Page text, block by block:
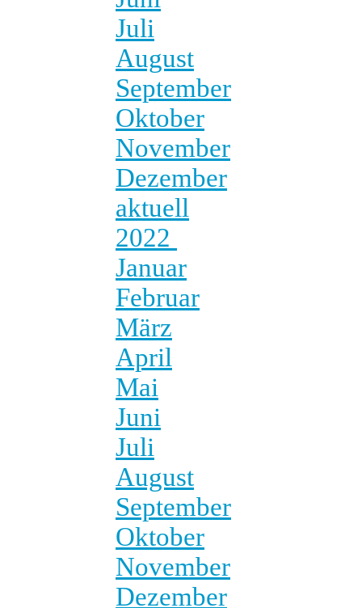
Juli
August
September
Oktober
November
Dezember
aktuell
2022
Januar
Februar
März
April
Mai
Juni
Juli
August
September
Oktober
November
Dezember